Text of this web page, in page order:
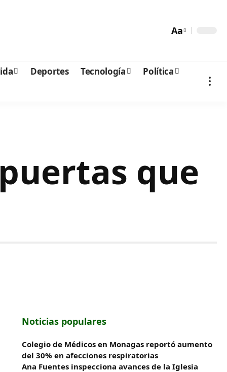
Aa
Deportes Tecnología
Política
que
Noticias populares
Colegio de Médicos en Monagas reportó aumento
del 30% en afecciones respiratorias
Ana Fuentes inspecciona avances de la Iglesia